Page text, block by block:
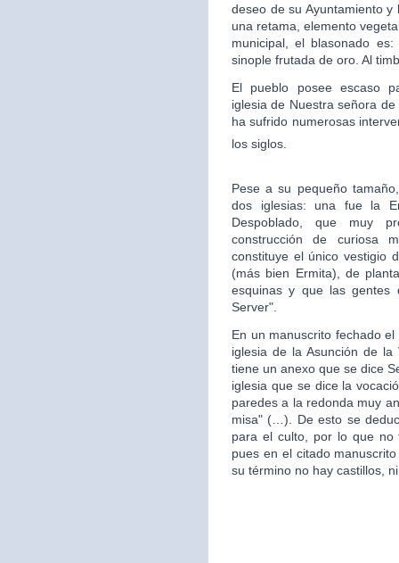
deseo de su Ayuntamiento
una retama, elemento
municipal, el blasonado
sinople frutada de oro. Al
El pueblo posee escaso
iglesia de Nuestra señora
ha sufrido numerosas
los siglos.
Pese a su pequeño
dos iglesias: una fue la
Despoblado, que muy
construcción de curiosa
constituye el único vestigio
(más bien Ermita), de
esquinas y que las gentes
Server".
En un manuscrito fechado
iglesia de la Asunción de
tiene un anexo que se dice
iglesia que se dice la
paredes a la redonda muy
misa" (…). De esto se
para el culto, por lo que no
pues en el citado
su término no hay castillos,